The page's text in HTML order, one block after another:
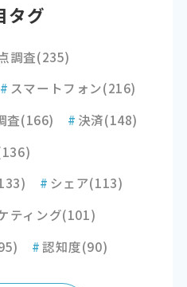
タグ
調査(235)
# スマートフォン(216)
査(166) # 決済(148)
# シェア(113)
ティング(101)
#認知度(90)